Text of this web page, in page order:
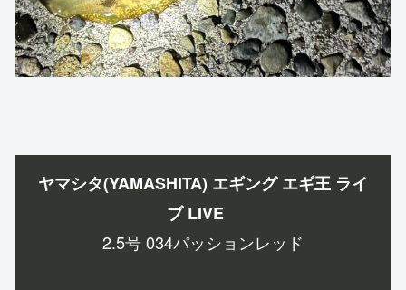
ヤマシタ(YAMASHITA) エギング エギ王 ライ
ブ LIVE
2.5号 034パッションレッド